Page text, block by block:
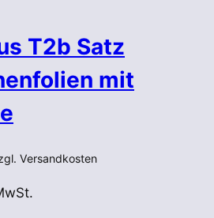
Die
Optionen
können
T2b Satz
mit
Versandkosten